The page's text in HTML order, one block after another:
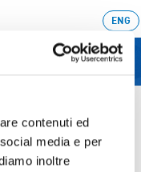
contenuti ed
media e per
inoltre
ENG
Call
15/05/2009 23:56